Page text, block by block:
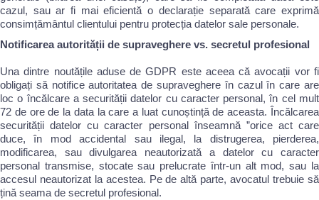
cazul, sau ar fi mai eficientă o declarație separată care exprimă
consimțământul clientului pentru protecția datelor sale personale.
Notificarea autorității de supraveghere vs. secretul profesional
Una dintre noutățile aduse de GDPR este aceea că avocații vor fi
obligați să notifice autoritatea de supraveghere în cazul în care are
loc o încălcare a securității datelor cu caracter personal, în cel mult
72 de ore de la data la care a luat cunoștință de aceasta. Încălcarea
securității datelor cu caracter personal înseamnă ”orice act care
duce, în mod accidental sau ilegal, la distrugerea, pierderea,
modificarea, sau divulgarea neautorizată a datelor cu caracter
personal transmise, stocate sau prelucrate într-un alt mod, sau la
accesul neautorizat la acestea. Pe de altă parte, avocatul trebuie să
țină seama de secretul profesional.